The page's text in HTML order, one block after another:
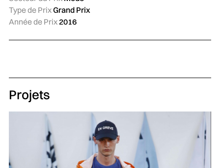
Type de PrixGrand Prix
Année de Prix 2016
Projets